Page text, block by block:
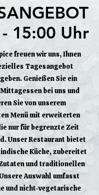
15:00 Uhr
15:00 Uhr
freuen wir uns, Ihnen
Tagesangebot
Genießen Sie ein
bei uns und
Sie von unserem
Menü mit erweiterten
nur für begrenzte Zeit
Unser Restaurant bietet
Küche, zubereitet
und traditionellen
Auswahl umfasst
und nicht-vegetarische